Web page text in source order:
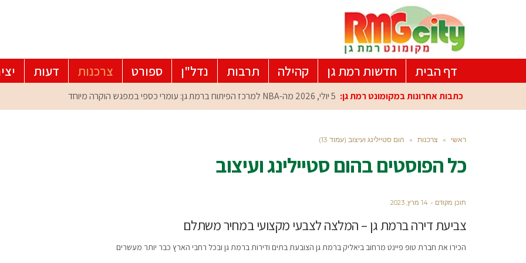
דף הבית חדשות רמת גן קהילה תרבות נדל"ן ספורט צרכנות דעות
כתבות אחרונות במקומונט רמת גן: 5 יולי, 2026 מה-NBA למרכז הפיתוח ברמת גן: עומרי כספי במפגש הוקרה מיוחד
ראשי » צרכנות » הום סטיילינג ועיצוב (עמוד 13)
כל הפוסטים בהום סטיילינג ועיצוב
תוכן מקודם 14 מרץ, 2023
צביעת דירה ברמת גן – המלצה לצבעי מקצועי במחיר משתלם
הכירו את חברת טופ פיינט מרחוב ביאליק ברמת גן הצובעת בתים ודירות ברמת גן ובכל רחבי הארץ כבר יותר מעשרים